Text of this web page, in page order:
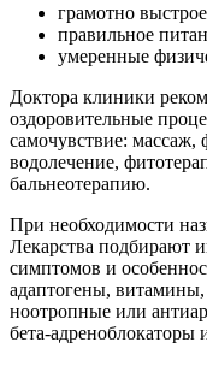
грамотно
правильное
умеренные
Доктора клиники
оздоровительные
самочувствие:
водолечение,
бальнеотерапию.
При необходимости
Лекарства подбирают
симптомов и
адаптогены,
ноотропные или
бета‑адреноблокаторы